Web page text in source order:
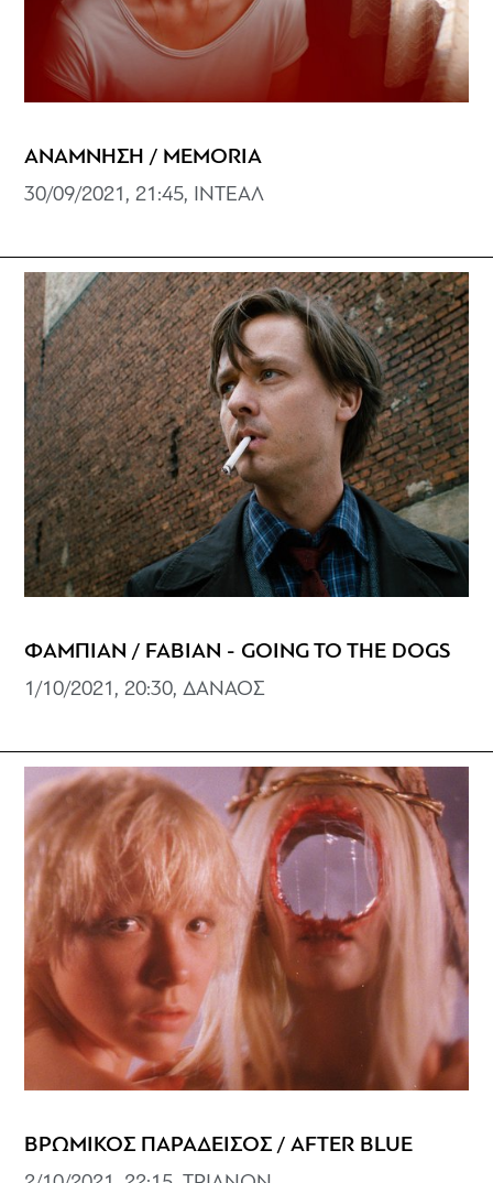
ΑΝΑΜΝΗΣΗ / MEMORIA
30/09/2021, 21:45, ΙΝΤΕΑΛ
ΦΑΜΠΙΑΝ / FABIAN - GOING TO THE DOGS
1/10/2021, 20:30, ΔΑΝΑΟΣ
ΒΡΩΜΙΚΟΣ ΠΑΡΑΔΕΙΣΟΣ / AFTER BLUE